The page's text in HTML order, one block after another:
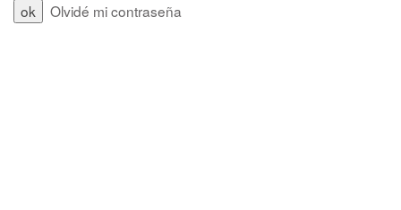
Olvidé mi contraseña